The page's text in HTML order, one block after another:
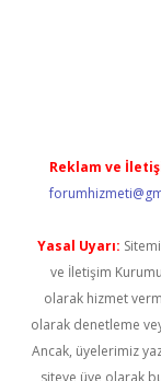
Reklam ve
Yasal Uyarı:
ve İletişim
olarak hizmet
olarak denetleme
Ancak, üyelerimiz
siteye üye olarak